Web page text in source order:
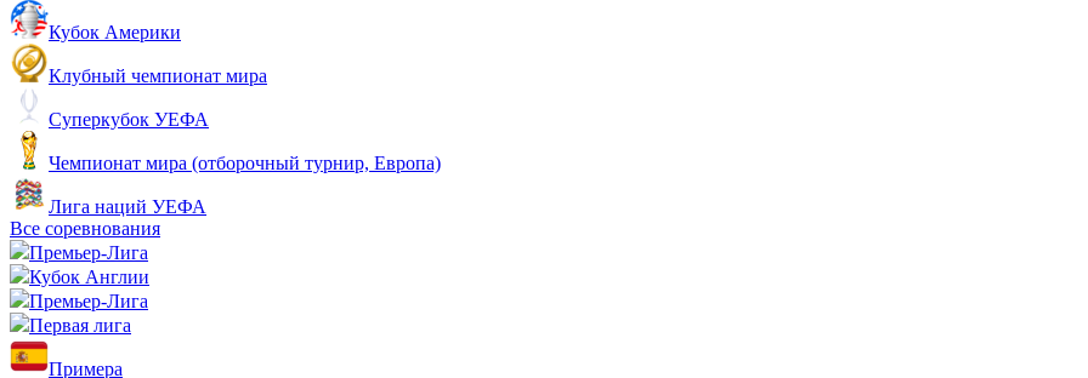
Кубок Америки
Клубный чемпионат мира
Суперкубок УЕФА
Чемпионат мира (отборочный турнир, Европа)
Лига наций УЕФА
Все соревнования
Премьер-Лига
Кубок Англии
Премьер-Лига
Первая лига
Примера